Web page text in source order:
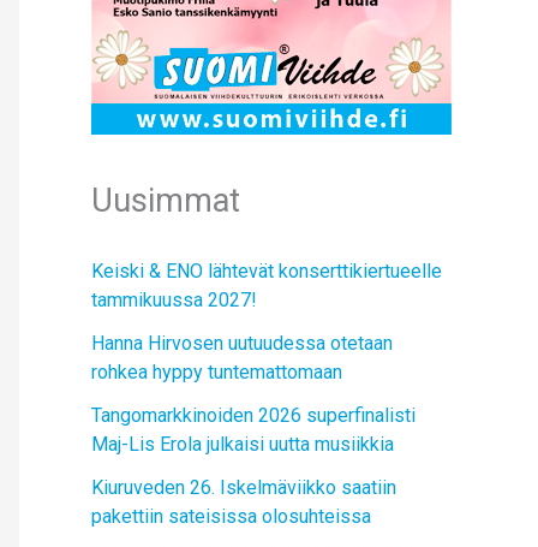
Uusimmat
Keiski & ENO lähtevät konserttikiertueelle
tammikuussa 2027!
Hanna Hirvosen uutuudessa otetaan
rohkea hyppy tuntemattomaan
Tangomarkkinoiden 2026 superfinalisti
Maj-Lis Erola julkaisi uutta musiikkia
Kiuruveden 26. Iskelmäviikko saatiin
pakettiin sateisissa olosuhteissa